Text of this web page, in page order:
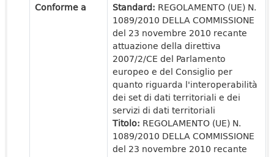
Conforme a
Standard: REGOLAMENTO (UE) N.
1089/2010 DELLA COMMISSIONE
del 23 novembre 2010 recante
attuazione della direttiva
2007/2/CE del Parlamento
europeo e del Consiglio per
quanto riguarda l'interoperabilità
dei set di dati territoriali e dei
servizi di dati territoriali
Titolo: REGOLAMENTO (UE) N.
1089/2010 DELLA COMMISSIONE
del 23 novembre 2010 recante